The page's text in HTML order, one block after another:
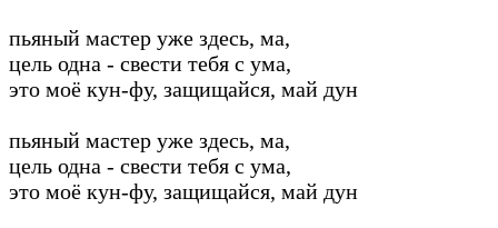
пьяный мастер уже здесь, ма,
цель одна - свести тебя с ума,
это моё кун-фу, защищайся, май дун
пьяный мастер уже здесь, ма,
цель одна - свести тебя с ума,
это моё кун-фу, защищайся, май дун